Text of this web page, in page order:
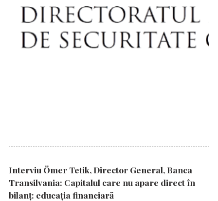
Interviu Ömer Tetik, Director General, Banca
Transilvania: Capitalul care nu apare direct în
bilanț: educația financiară